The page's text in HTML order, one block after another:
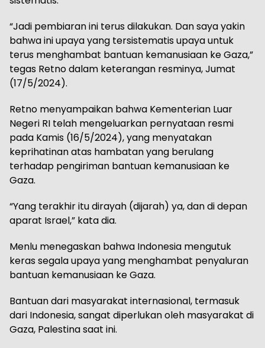
“Jadi pembiaran ini terus dilakukan. Dan saya yakin
bahwa ini upaya yang tersistematis upaya untuk
terus menghambat bantuan kemanusiaan ke Gaza,”
tegas Retno dalam keterangan resminya, Jumat
(17/5/2024).
Retno menyampaikan bahwa Kementerian Luar
Negeri RI telah mengeluarkan pernyataan resmi
pada Kamis (16/5/2024), yang menyatakan
keprihatinan atas hambatan yang berulang
terhadap pengiriman bantuan kemanusiaan ke
Gaza.
“Yang terakhir itu dirayah (dijarah) ya, dan di depan
aparat Israel,” kata dia.
Menlu menegaskan bahwa Indonesia mengutuk
keras segala upaya yang menghambat penyaluran
bantuan kemanusiaan ke Gaza.
Bantuan dari masyarakat internasional, termasuk
dari Indonesia, sangat diperlukan oleh masyarakat di
Gaza, Palestina saat ini.